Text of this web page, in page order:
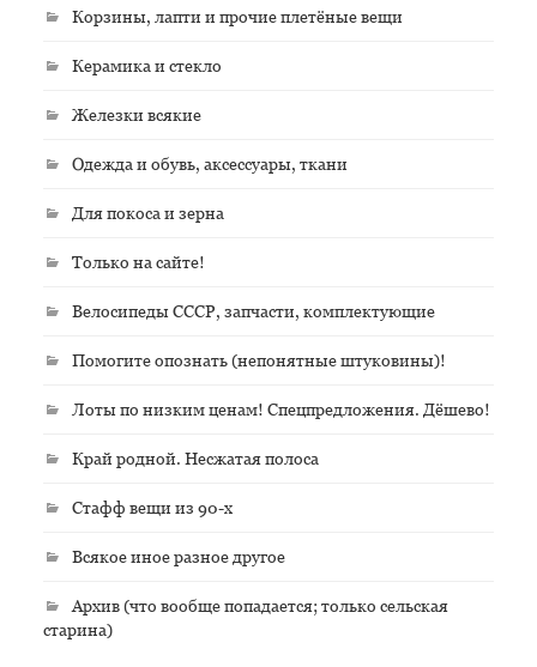
Корзины, лапти и прочие плетёные вещи
Керамика и стекло
Железки всякие
Одежда и обувь, аксессуары, ткани
Для покоса и зерна
Только на сайте!
Велосипеды СССР, запчасти, комплектующие
Помогите опознать (непонятные штуковины)!
Лоты по низким ценам! Спецпредложения. Дёшево!
Край родной. Несжатая полоса
Стафф вещи из 90-х
Всякое иное разное другое
Архив (что вообще попадается; только сельская
старина)